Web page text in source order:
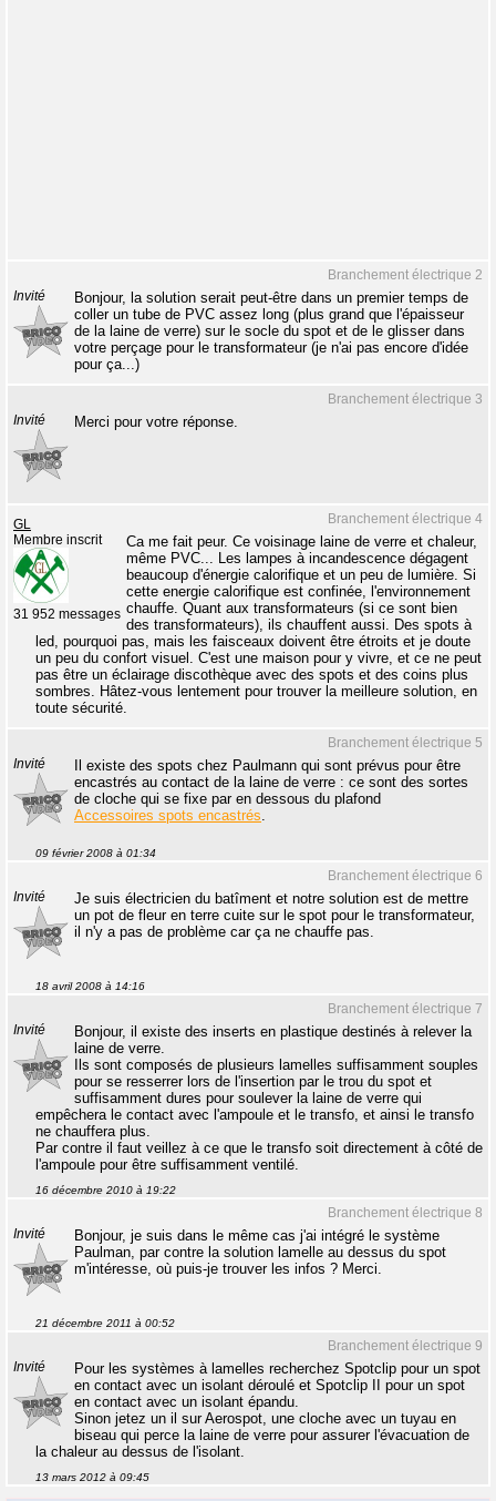
Branchement électrique 2
Invité
Bonjour, la solution serait peut-être dans un premier temps de
coller un tube de PVC assez long (plus grand que l'épaisseur
de la laine de verre) sur le socle du spot et de le glisser dans
votre perçage pour le transformateur (je n'ai pas encore d'idée
pour ça...)
Branchement électrique 3
Invité Merci pour votre réponse.
Branchement électrique 4
GL
Membre inscrit
31 952 messages
Ca me fait peur. Ce voisinage laine de verre et chaleur,
même PVC... Les lampes à incandescence dégagent
beaucoup d'énergie calorifique et un peu de lumière. Si
cette energie calorifique est confinée, l'environnement
chauffe. Quant aux transformateurs (si ce sont bien
des transformateurs), ils chauffent aussi. Des spots à
led, pourquoi pas, mais les faisceaux doivent être étroits et je doute
un peu du confort visuel. C'est une maison pour y vivre, et ce ne peut
pas être un éclairage discothèque avec des spots et des coins plus
sombres. Hâtez-vous lentement pour trouver la meilleure solution, en
toute sécurité.
Branchement électrique 5
Invité
Il existe des spots chez Paulmann qui sont prévus pour être
encastrés au contact de la laine de verre : ce sont des sortes
de cloche qui se fixe par en dessous du plafond
Accessoires spots encastrés.
09 février 2008 à 01:34
Branchement électrique 6
Invité
Je suis électricien du batîment et notre solution est de mettre
un pot de fleur en terre cuite sur le spot pour le transformateur,
il n'y a pas de problème car ça ne chauffe pas.
18 avril 2008 à 14:16
Branchement électrique 7
Invité
Bonjour, il existe des inserts en plastique destinés à relever la
laine de verre.
Ils sont composés de plusieurs lamelles suffisamment souples
pour se resserrer lors de l'insertion par le trou du spot et
suffisamment dures pour soulever la laine de verre qui
empêchera le contact avec l'ampoule et le transfo, et ainsi le transfo
ne chauffera plus.
Par contre il faut veillez à ce que le transfo soit directement à côté de
l'ampoule pour être suffisamment ventilé.
16 décembre 2010 à 19:22
Branchement électrique 8
Invité
Bonjour, je suis dans le même cas j'ai intégré le système
Paulman, par contre la solution lamelle au dessus du spot
m'intéresse, où puis-je trouver les infos ? Merci.
21 décembre 2011 à 00:52
Branchement électrique 9
Invité
Pour les systèmes à lamelles recherchez Spotclip pour un spot
en contact avec un isolant déroulé et Spotclip II pour un spot
en contact avec un isolant épandu.
Sinon jetez un il sur Aerospot, une cloche avec un tuyau en
biseau qui perce la laine de verre pour assurer l'évacuation de
la chaleur au dessus de l'isolant.
13 mars 2012 à 09:45